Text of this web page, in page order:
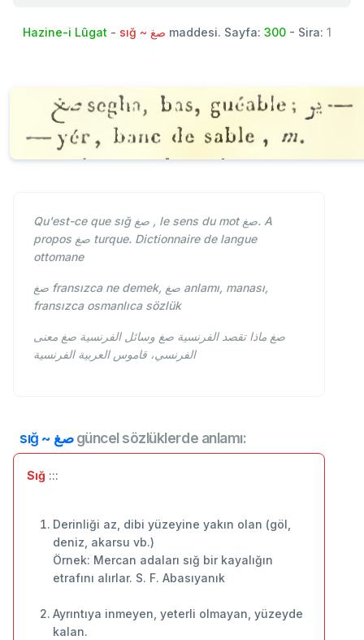
Hazine-i Lûgat - sığ ~ صغ maddesi. Sayfa: 300 - Sira: 1
Qu'est-ce que sığ صغ , le sens du mot صغ. A
propos صغ turque. Dictionnaire de langue
ottomane
fransızca ne demek, صغ anlamı, manası,
fransızca osmanlıca sözlük
صغ ماذا تقصد الفرنسية صغ وسائل الفرنسية صغ معنى
الفرنسي، قاموس العربية الفرنسية
sığ ~ صغgüncel sözlüklerde anlamı:
Sığ :::
Derinliği az, dibi yüzeyine yakın olan (göl,
deniz, akarsu vb.)
Örnek: Mercan adaları sığ bir kayalığın
etrafını alırlar. S. F. Abasıyanık
Ayrıntıya inmeyen, yeterli olmayan, yüzeyde
kalan.